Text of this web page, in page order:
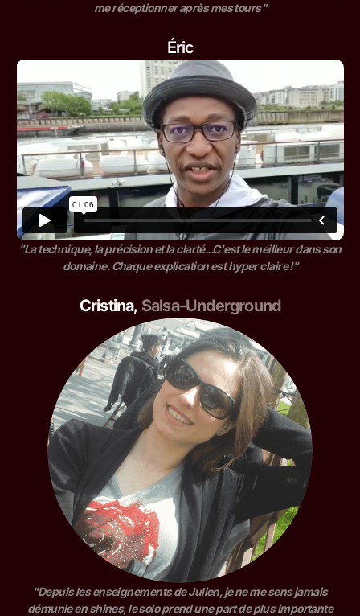
me réceptionner après mes tours"
Éric
"La technique, la précision et la clarté...C'est le meilleur dans son
domaine. Chaque explication est hyper claire !"
Cristina, Salsa-Underground
"Depuis les enseignements de Julien, je ne me sens jamais
démunie en shines, le solo prend une part de plus importante